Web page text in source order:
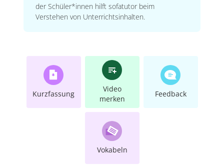
der Schüler*innen hilft sofatutor beim
Verstehen von Unterrichtsinhalten.
Kurzfassung
Video
merken
Feedback
Vokabeln